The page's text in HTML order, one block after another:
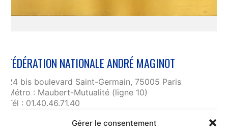
Gérer le consentement
FÉDÉRATION NATIONALE ANDRÉ MAGINOT
24 bis boulevard Saint-Germain, 75005 Paris
Métro : Maubert-Mutualité (ligne 10)
Tél : 01.40.46.71.40